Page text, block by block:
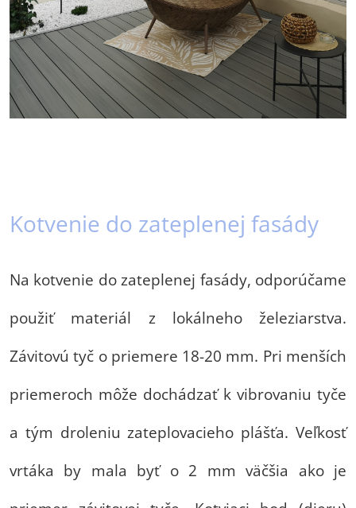
Kotvenie do zateplenej fasády
Na kotvenie do zateplenej fasády, odporúčame
použiť materiál z lokálneho železiarstva.
Závitovú tyč o priemere 18-20 mm. Pri menších
priemeroch môže dochádzať k vibrovaniu tyče
a tým droleniu zateplovacieho plášťa. Veľkosť
vrtáka by mala byť o 2 mm väčšia ako je